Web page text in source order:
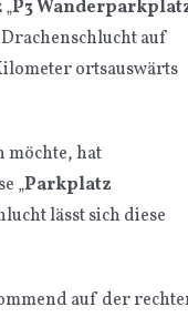
P3
auf
ortsauswärts
möchte, hat
„Parkplatz
lässt sich diese
auf der